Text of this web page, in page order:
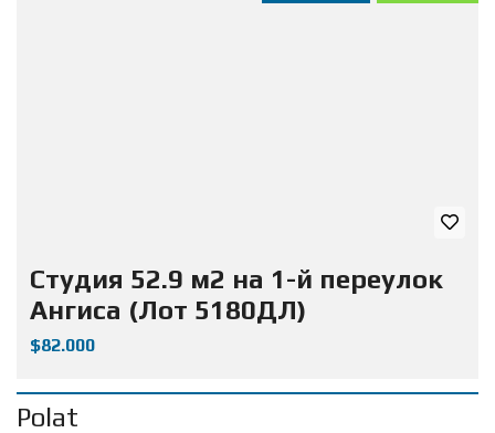
Студия 52.9 м2 на 1-й переулок
Ангиса (Лот 5180ДЛ)
$82.000
Polat